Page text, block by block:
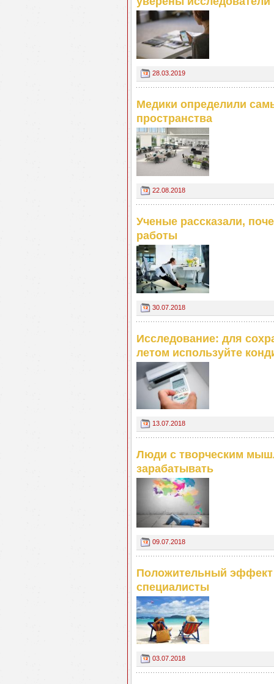
28.03.2019
Медики определили
пространства
22.08.2018
Ученые рассказали,
работы
30.07.2018
Исследование: для
летом используйте
13.07.2018
Люди с творческим
зарабатывать
09.07.2018
Положительный эффект
специалисты
03.07.2018